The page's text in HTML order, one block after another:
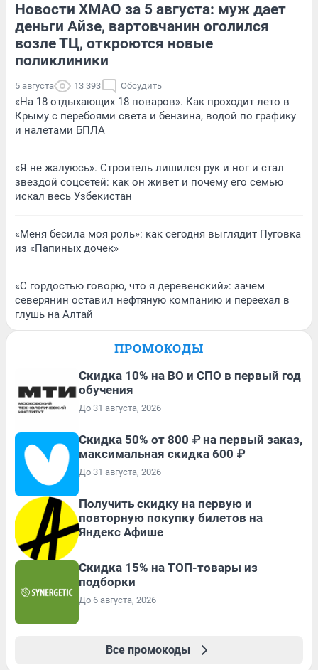
Новости ХМАО за 5 августа: муж дает
деньги Айзе, вартовчанин оголился
возле ТЦ, откроются новые
поликлиники
5 августа 13 393 Обсудить
«На 18 отдыхающих 18 поваров». Как проходит лето в
Крыму с перебоями света и бензина, водой по графику
и налетами БПЛА
«Я не жалуюсь». Строитель лишился рук и ног и стал
звездой соцсетей: как он живет и почему его семью
искал весь Узбекистан
«Меня бесила моя роль»: как сегодня выглядит Пуговка
из «Папиных дочек»
«С гордостью говорю, что я деревенский»: зачем
северянин оставил нефтяную компанию и переехал в
глушь на Алтай
ПРОМОКОДЫ
Скидка 10% на ВО и СПО в первый год
обучения
До 31 августа, 2026
Скидка 50% от 800 ₽ на первый заказ,
максимальная скидка 600 ₽
До 31 августа, 2026
Получить скидку на первую и
повторную покупку билетов на
Яндекс Афише
Скидка 15% на ТОП-товары из
подборки
До 6 августа, 2026
Все промокоды